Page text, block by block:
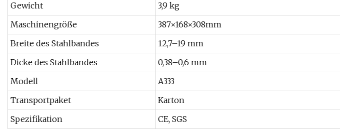
Gewicht
3,9 kg
Maschinengröße
387×168×308mm
Breite des Stahlbandes
12,7–19 mm
Dicke des Stahlbandes
0,38–0,6 mm
Modell
A333
Transportpaket
Karton
Spezifikation
CE, SGS